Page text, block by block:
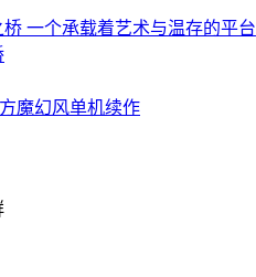
一个承载着艺术与温存的平台
魔幻风单机续作